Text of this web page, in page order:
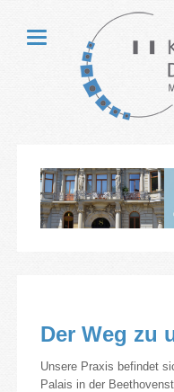
Der Weg zu
Unsere Praxis befindet
Palais in der